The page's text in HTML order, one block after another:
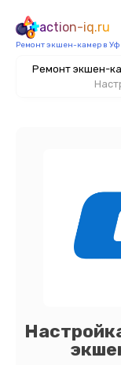
action-iq.ru
Ремонт экшен-камер в
Ремонт экшен-